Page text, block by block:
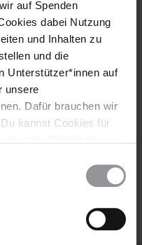
auf Spenden
dabei Nutzung
und Inhalten zu
und die
Unterstützer*innen auf
unsere
Dafür brauchen wir
kannst Cookies für
Du über den Link
und stimme